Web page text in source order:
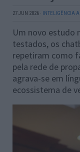
27 JUN 2026 · INTELIGÊNCIA
Um novo estudo
testados, os
repetiram como
pela rede de
agrava-se em
ecossistema de